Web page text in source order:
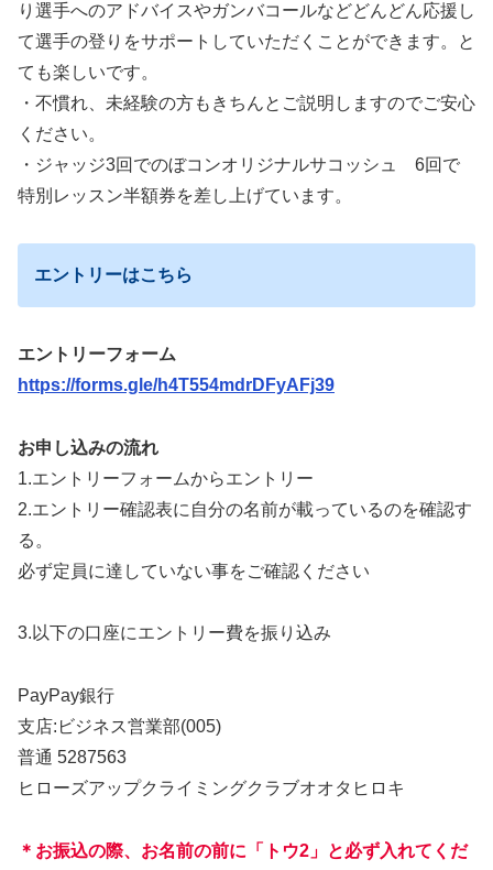
り選手へのアドバイスやガンバコールなどどんどん応援し
て選手の登りをサポートしていただくことができます。と
ても楽しいです。
・不慣れ、未経験の方もきちんとご説明しますのでご安心
ください。
・ジャッジ3回でのぼコンオリジナルサコッシュ 6回で
特別レッスン半額券を差し上げています。
エントリーはこちら
エントリーフォーム
https://forms.gle/h4T554mdrDFyAFj39
お申し込みの流れ
1.エントリーフォームからエントリー
2.エントリー確認表に自分の名前が載っているのを確認す
る。
必ず定員に達していない事をご確認ください
3.以下の口座にエントリー費を振り込み
PayPay銀行
支店:ビジネス営業部(005)
普通 5287563
ヒローズアップクライミングクラブオオタヒロキ
＊お振込の際、お名前の前に「トウ2」と必ず入れてくだ